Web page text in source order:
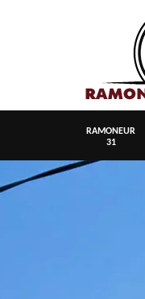
RAMONEUR
31